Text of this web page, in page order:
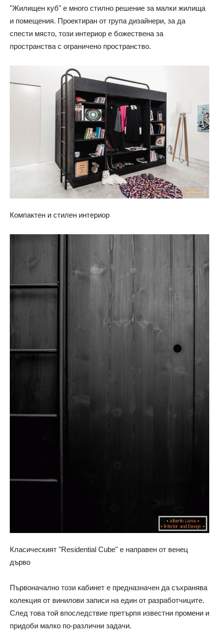
"Жилищен куб" е много стилно решение за малки жилища
и помещения. Проектиран от група дизайнери, за да
спести място, този интериор е божествена за
пространства с ограничено пространство.
Компактен и стилен интериор
Класическият "Residential Cube" е направен от венец
дърво
Първоначално този кабинет е предназначен да съхранява
колекция от винилови записи на един от разработчиците.
След това той впоследствие претърпя известни промени и
придоби малко по-различни задачи.